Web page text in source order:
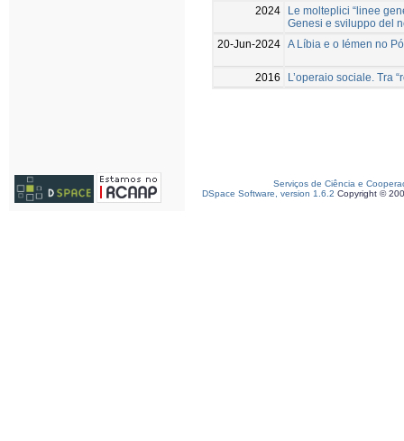
2024
Le molteplici “linee
Genesi e sviluppo del
20-Jun-2024 A Líbia e o Iémen no
2016 L’operaio sociale. Tra
Serviços de Ciência e
DSpace Software, version 1.6.2 Copyright ©